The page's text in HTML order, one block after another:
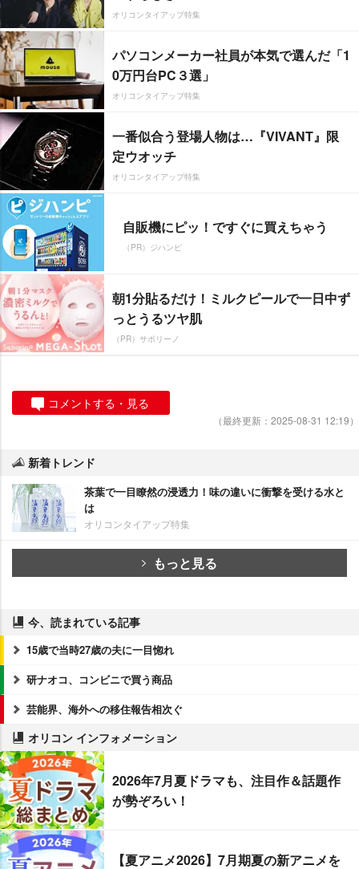
オリコンタイアップ特集
パソコンメーカー社員が本気で選んだ「1
0万円台PC３選」
オリコンタイアップ特集
一番似合う登場人物は…『VIVANT』限
定ウオッチ
オリコンタイアップ特集
自販機にピッ！ですぐに買えちゃう
（PR）ジハンピ
朝1分貼るだけ！ミルクピールで一日中ず
っとうるツヤ肌
（PR）サボリーノ
コメントする・見る
（最終更新：2025-08-31 12:19）
新着トレンド
茶葉で一目瞭然の浸透力！味の違いに衝撃を受ける水と
は
オリコンタイアップ特集
もっと見る
今、読まれている記事
15歳で当時27歳の夫に一目惚れ
研ナオコ、コンビニで買う商品
芸能界、海外への移住報告相次ぐ
オリコン インフォメーション
2026年7月夏ドラマも、注目作＆話題作
が勢ぞろい！
【夏アニメ2026】7月期夏の新アニメを